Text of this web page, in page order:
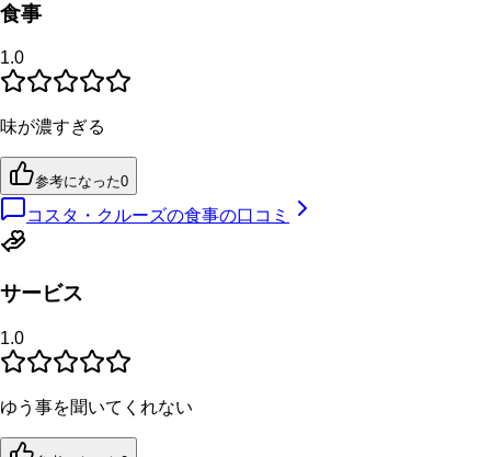
食事
1.0
味が濃すぎる
参考になった0
コスタ・クルーズの食事の口コミ
サービス
1.0
ゆう事を聞いてくれない